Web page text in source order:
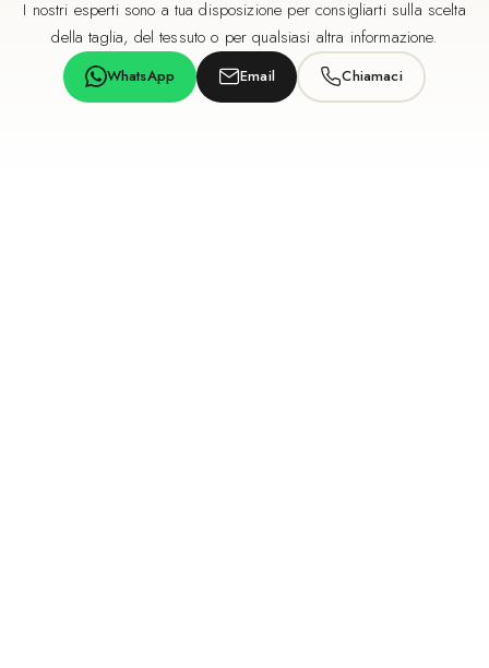
I nostri esperti sono a tua disposizione per consigliarti sulla scelta
della taglia, del tessuto o per qualsiasi altra informazione.
WhatsApp Email Chiamaci